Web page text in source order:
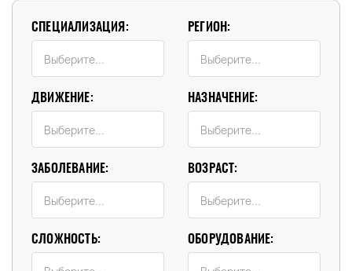
СПЕЦИАЛИЗАЦИЯ: РЕГИОН:
ДВИЖЕНИЕ: НАЗНАЧЕНИЕ:
ЗАБОЛЕВАНИЕ: ВОЗРАСТ:
СЛОЖНОСТЬ: ОБОРУДОВАНИЕ: